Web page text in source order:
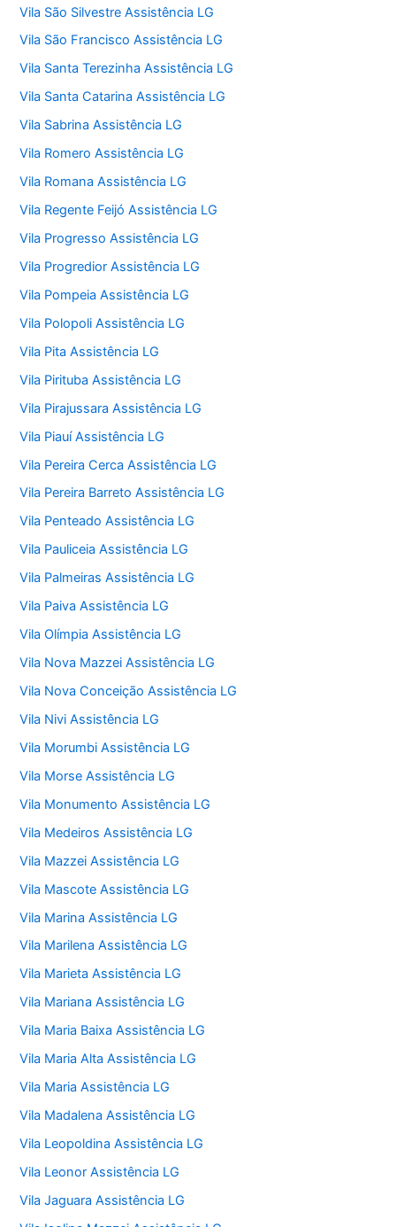
Vila São Silvestre Assistência LG
Vila São Francisco Assistência LG
Vila Santa Terezinha Assistência LG
Vila Santa Catarina Assistência LG
Vila Sabrina Assistência LG
Vila Romero Assistência LG
Vila Romana Assistência LG
Vila Regente Feijó Assistência LG
Vila Progresso Assistência LG
Vila Progredior Assistência LG
Vila Pompeia Assistência LG
Vila Polopoli Assistência LG
Vila Pita Assistência LG
Vila Pirituba Assistência LG
Vila Pirajussara Assistência LG
Vila Piauí Assistência LG
Vila Pereira Cerca Assistência LG
Vila Pereira Barreto Assistência LG
Vila Penteado Assistência LG
Vila Pauliceia Assistência LG
Vila Palmeiras Assistência LG
Vila Paiva Assistência LG
Vila Olímpia Assistência LG
Vila Nova Mazzei Assistência LG
Vila Nova Conceição Assistência LG
Vila Nivi Assistência LG
Vila Morumbi Assistência LG
Vila Morse Assistência LG
Vila Monumento Assistência LG
Vila Medeiros Assistência LG
Vila Mazzei Assistência LG
Vila Mascote Assistência LG
Vila Marina Assistência LG
Vila Marilena Assistência LG
Vila Marieta Assistência LG
Vila Mariana Assistência LG
Vila Maria Baixa Assistência LG
Vila Maria Alta Assistência LG
Vila Maria Assistência LG
Vila Madalena Assistência LG
Vila Leopoldina Assistência LG
Vila Leonor Assistência LG
Vila Jaguara Assistência LG